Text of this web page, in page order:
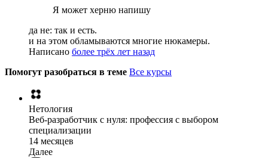
Я может херню напишу
да не: так и есть.
и на этом обламываются многие нюкамеры.
Написано более трёх лет назад
Помогут разобраться в теме Все курсы
Нетология
Веб-разработчик с нуля: профессия с выбором
специализации
14 месяцев
Далее